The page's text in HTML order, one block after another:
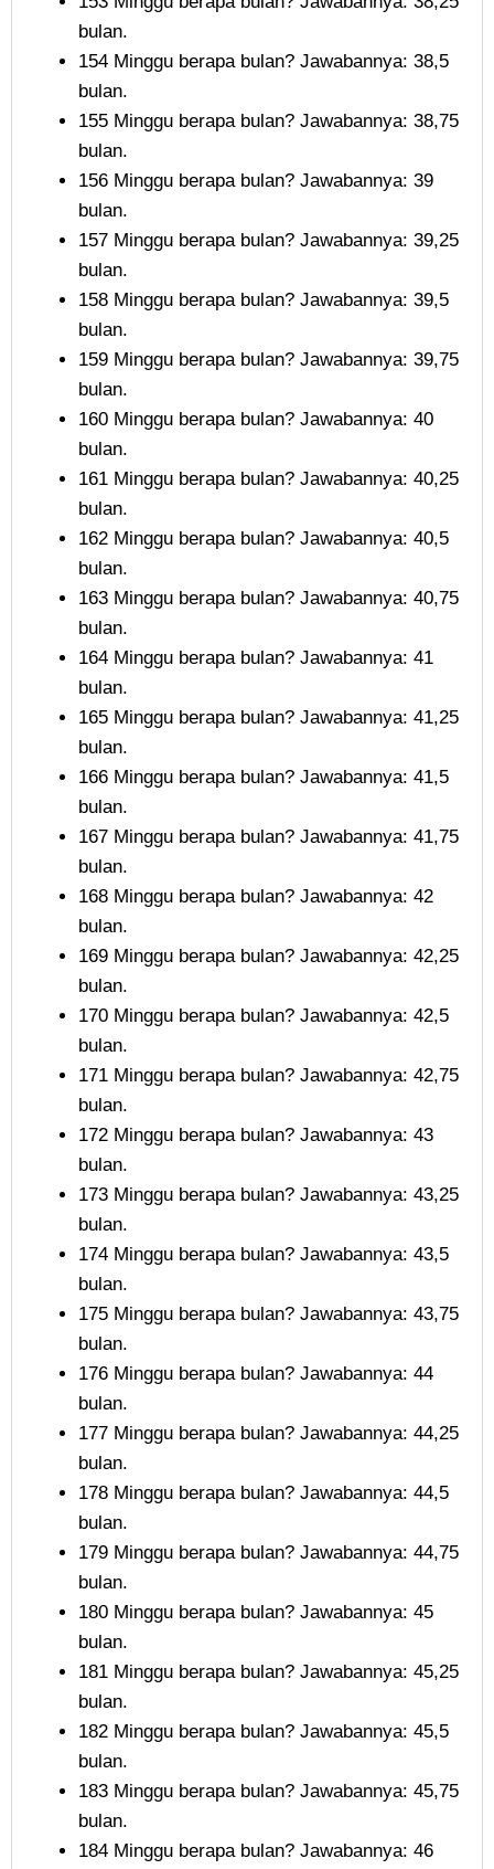
bulan.
154 Minggu berapa bulan? Jawabannya: 38,5
bulan.
155 Minggu berapa bulan? Jawabannya: 38,75
bulan.
156 Minggu berapa bulan? Jawabannya: 39
bulan.
157 Minggu berapa bulan? Jawabannya: 39,25
bulan.
158 Minggu berapa bulan? Jawabannya: 39,5
bulan.
159 Minggu berapa bulan? Jawabannya: 39,75
bulan.
160 Minggu berapa bulan? Jawabannya: 40
bulan.
161 Minggu berapa bulan? Jawabannya: 40,25
bulan.
162 Minggu berapa bulan? Jawabannya: 40,5
bulan.
163 Minggu berapa bulan? Jawabannya: 40,75
bulan.
164 Minggu berapa bulan? Jawabannya: 41
bulan.
165 Minggu berapa bulan? Jawabannya: 41,25
bulan.
166 Minggu berapa bulan? Jawabannya: 41,5
bulan.
167 Minggu berapa bulan? Jawabannya: 41,75
bulan.
168 Minggu berapa bulan? Jawabannya: 42
bulan.
169 Minggu berapa bulan? Jawabannya: 42,25
bulan.
170 Minggu berapa bulan? Jawabannya: 42,5
bulan.
171 Minggu berapa bulan? Jawabannya: 42,75
bulan.
172 Minggu berapa bulan? Jawabannya: 43
bulan.
173 Minggu berapa bulan? Jawabannya: 43,25
bulan.
174 Minggu berapa bulan? Jawabannya: 43,5
bulan.
175 Minggu berapa bulan? Jawabannya: 43,75
bulan.
176 Minggu berapa bulan? Jawabannya: 44
bulan.
177 Minggu berapa bulan? Jawabannya: 44,25
bulan.
178 Minggu berapa bulan? Jawabannya: 44,5
bulan.
179 Minggu berapa bulan? Jawabannya: 44,75
bulan.
180 Minggu berapa bulan? Jawabannya: 45
bulan.
181 Minggu berapa bulan? Jawabannya: 45,25
bulan.
182 Minggu berapa bulan? Jawabannya: 45,5
bulan.
183 Minggu berapa bulan? Jawabannya: 45,75
bulan.
184 Minggu berapa bulan? Jawabannya: 46